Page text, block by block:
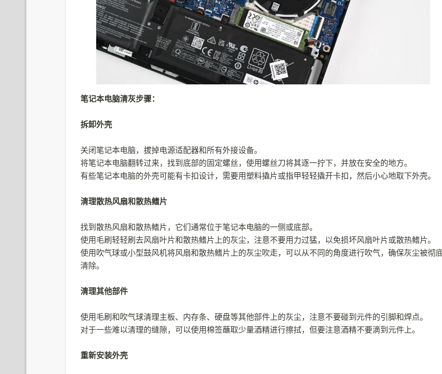
笔记本电脑清灰步骤：
拆卸外壳
关闭笔记本电脑，拔掉电源适配器和所有外接设备。
将笔记本电脑翻转过来，找到底部的固定螺丝，使用螺丝刀将其逐一拧下，并放在安全的地方。
有些笔记本电脑的外壳可能有卡扣设计，需要用塑料撬片或指甲轻轻撬开卡扣，然后小心地取下外壳。
清理散热风扇和散热鳍片
找到散热风扇和散热鳍片，它们通常位于笔记本电脑的一侧或底部。
使用毛刷轻轻刷去风扇叶片和散热鳍片上的灰尘，注意不要用力过猛，以免损坏风扇叶片或散热鳍片。
使用吹气球或小型鼓风机将风扇和散热鳍片上的灰尘吹走，可以从不同的角度进行吹气，确保灰尘被彻
清除。
清理其他部件
使用毛刷和吹气球清理主板、内存条、硬盘等其他部件上的灰尘，注意不要碰到元件的引脚和焊点。
对于一些难以清理的缝隙，可以使用棉签蘸取少量酒精进行擦拭，但要注意酒精不要滴到元件上。
重新安装外壳